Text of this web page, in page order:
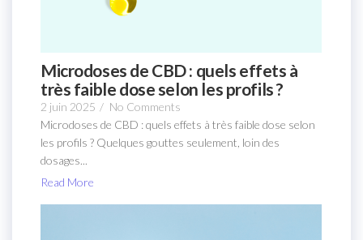
Microdoses de CBD : quels effets à
très faible dose selon les profils ?
2 juin 2025 / No Comments
Microdoses de CBD : quels effets à très faible dose selon
les profils ? Quelques gouttes seulement, loin des
dosages...
Read More